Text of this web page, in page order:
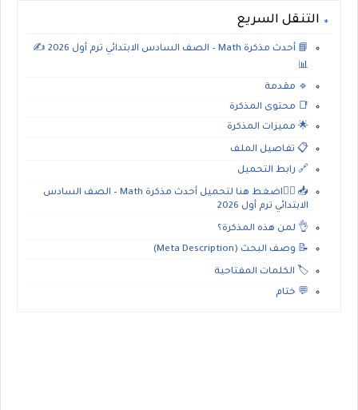
التنقل السريع
📘 أحدث مذكرة Math – الصف السادس الابتدائي ترم أول 2026 ✍️
📊
🔹 مقدمة
📑 محتوى المذكرة
🌟 مميزات المذكرة
📋 تفاصيل الملف
🔗 رابط التحميل
📥 👈🏻اضغط هنا لتحميل أحدث مذكرة Math – الصف السادس
الابتدائي ترم أول 2026
👌 لمن هذه المذكرة؟
📝 وصف البحث (Meta Description)
🏷️ الكلمات المفتاحية
💬 ختام